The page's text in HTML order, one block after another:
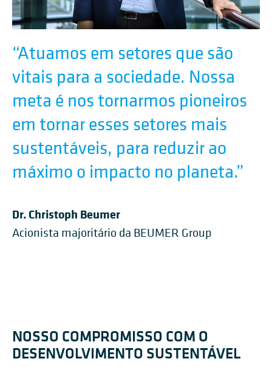
“Atuamos em setores que são
vitais para a sociedade. Nossa
meta é nos tornarmos pioneiros
em tornar esses setores mais
sustentáveis, para reduzir ao
máximo o impacto no planeta.”
Dr. Christoph Beumer
Acionista majoritário da BEUMER Group
NOSSO COMPROMISSO COM O
DESENVOLVIMENTO SUSTENTÁVEL